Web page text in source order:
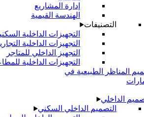
إدارة المشاريع
الهندسة القيمية
التجهيزات الداخلية السكنية
التجهيزات الداخلية التجارية
التجهيز الداخلي للمتاجر
التجهيزات الداخلية للمطاعم
في
الداخلي السكني